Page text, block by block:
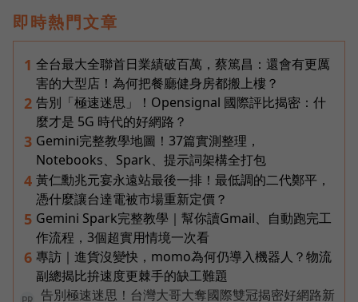
即時熱門文章
1 全台最大全聯首日業績破百萬，蔡篤昌：還會有更厲
害的大型店！為何把餐廳健身房都搬上樓？
2 告別「極速迷思」！Opensignal 國際評比揭密：什
麼才是 5G 時代的好網路？
3 Gemini完整教學地圖！37篇實測整理，
Notebooks、Spark、提示詞架構全打包
4 黃仁勳兆元宴永遠站最後一排！最低調的二代鄭平，
憑什麼讓台達電被市場重新定價？
5 Gemini Spark完整教學｜幫你讀Gmail、自動跑完工
作流程，3個超實用情境一次看
6 專訪｜進貨沒變快，momo為何仍導入機器人？物流
副總揭比拚速度更棘手的缺工難題
告別極速迷思！台灣大哥大奪國際雙冠揭密好網路新